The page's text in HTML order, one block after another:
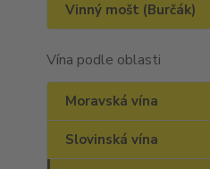
Vinný mošt (Burčák)
Vína podle oblasti
Moravská vína
Slovinská vína